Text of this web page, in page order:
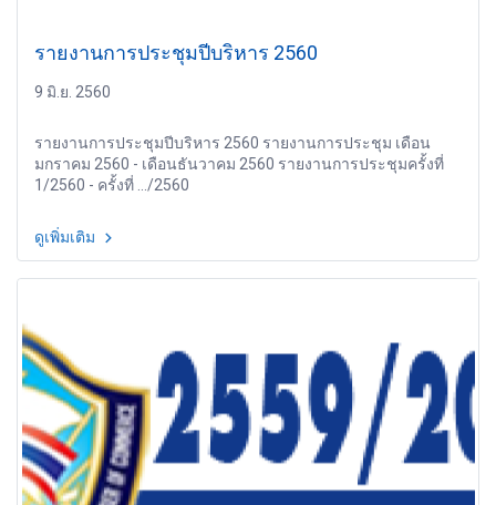
รายงานการประชุมปีบริหาร 2560
9 มิ.ย. 2560
รายงานการประชุมปีบริหาร 2560 รายงานการประชุม เดือน
มกราคม 2560 - เดือนธันวาคม 2560 รายงานการประชุมครั้งที่
1/2560 - ครั้งที่ .../2560
ดูเพิ่มเติม